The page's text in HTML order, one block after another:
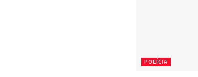
POLÍCIA